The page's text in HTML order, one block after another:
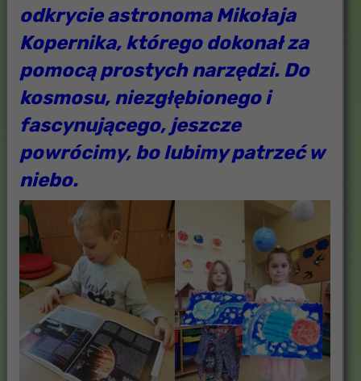
odkrycie astronoma Mikołaja
Kopernika, którego dokonał za
pomocą prostych narzędzi. Do
kosmosu, niezgłębionego i
fascynującego, jeszcze
powrócimy, bo lubimy patrzeć w
niebo.